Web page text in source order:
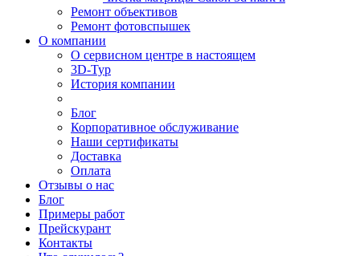
Ремонт объективов
Ремонт фотовспышек
О компании
О сервисном центре в настоящем
3D-Тур
История компании
Блог
Корпоративное обслуживание
Наши сертификаты
Доставка
Оплата
Отзывы о нас
Блог
Примеры работ
Прейскурант
Контакты